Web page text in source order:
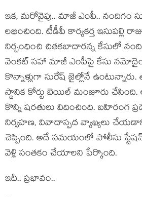
ఇక‌, మ‌రోవైపు.. మాజీ ఎంపీ.. నందిగం
ల‌భించింది. టీడీపీ కార్య‌క‌ర్త ఇసుప‌ల్లి
నిర్బంధించి చిత‌క‌బాదార‌న్న కేసులో
వెంక‌ట్ స‌హా మాజీ ఎంపీపై కేసు
కొన్నాళ్లుగా సురేష్ జైల్లోనే
స్థానిక కోర్టు బెయిల్ మంజూరు
కొన్ని ష‌ర‌తులు విదించింది. బహిరంగ
నిర్వ‌హ‌ణ‌, వివాదాస్ప‌ద వ్యాఖ్య‌లు
చెప్పింది. అదే స‌మ‌యంలో పోలీసు
వెళ్లి సంత‌కం చేయాల‌ని పేర్కొంది.
ఇదీ.. ప్ర‌భావం..